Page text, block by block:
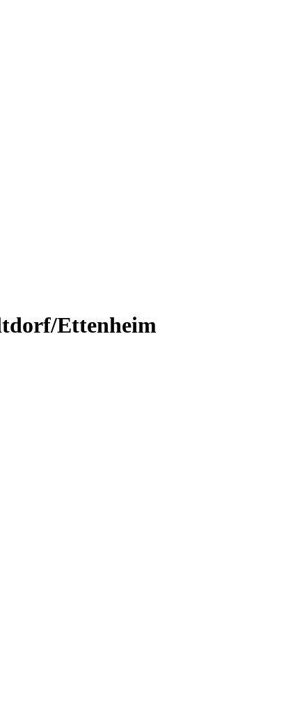
Ettenheim